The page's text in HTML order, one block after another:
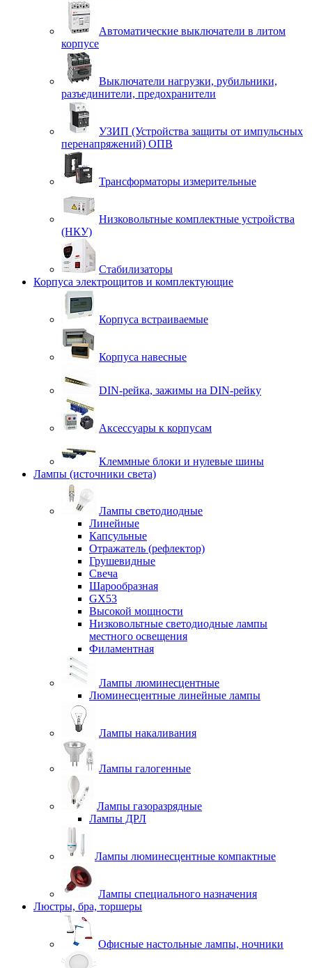
Автоматические выключатели в литом
корпусе
Выключатели нагрузки, рубильники,
разъединители, предохранители
УЗИП (Устройства защиты от импульсных
перенапряжений) ОПВ
Трансформаторы измерительные
Низковольтные комплектные устройства
(НКУ)
Стабилизаторы
Корпуса электрощитов и комплектующие
Корпуса встраиваемые
Корпуса навесные
DIN-рейка, зажимы на DIN-рейку
Аксессуары к корпусам
Клеммные блоки и нулевые шины
Лампы (источники света)
Лампы светодиодные
Линейные
Капсульные
Отражатель (рефлектор)
Грушевидные
Свеча
Шарообразная
GX53
Высокой мощности
Низковольтные светодиодные лампы
местного освещения
Филаментная
Лампы люминесцентные
Люминесцентные линейные лампы
Лампы накаливания
Лампы галогенные
Лампы газоразрядные
Лампы ДРЛ
Лампы люминесцентные компактные
Лампы специального назначения
Люстры, бра, торшеры
Офисные настольные лампы, ночники